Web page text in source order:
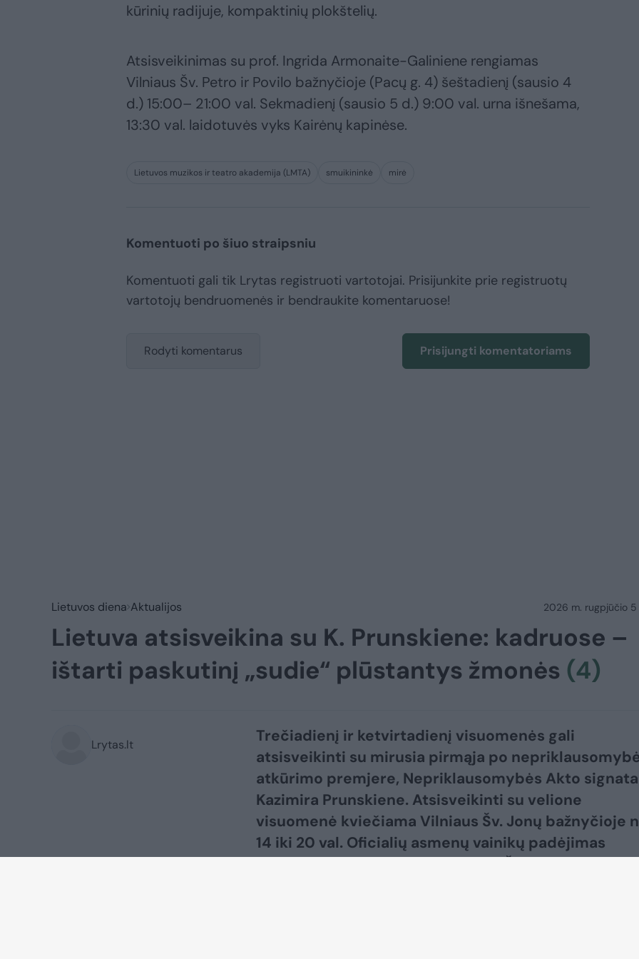
kūrinių radijuje, kompaktinių plokštelių.
Atsisveikinimas su prof. Ingrida Armonaite-Galiniene rengiamas
Vilniaus Šv. Petro ir Povilo bažnyčioje (Pacų g. 4) šeštadienį (sausio 4
d.) 15:00– 21:00 val. Sekmadienį (sausio 5 d.) 9:00 val. urna išnešama,
13:30 val. laidotuvės vyks Kairėnų kapinėse.
Lietuvos muzikos ir teatro akademija (LMTA) smuikininkė mirė
Komentuoti po šiuo straipsniu
Komentuoti gali tik Lrytas registruoti vartotojai. Prisijunkite prie registruotų
vartotojų bendruomenės ir bendraukite komentaruose!
Rodyti komentarus Prisijungti komentatoriams
Lietuvos diena Aktualijos 2026 m. rugpjūčio 5
Lietuva atsisveikina su K. Prunskiene: kadruose –
ištarti paskutinį „sudie“ plūstantys žmonės (4)
Lrytas.lt
Trečiadienį ir ketvirtadienį visuomenės gali
atsisveikinti su mirusia pirmąja po
atkūrimo premjere, Nepriklausomybės Akto
Kazimira Prunskiene. Atsisveikinti su velione
visuomenė kviečiama Vilniaus Šv. Jonų bažnyčioje
14 iki 20 val. Oficialių asmenų vainikų padėjimas